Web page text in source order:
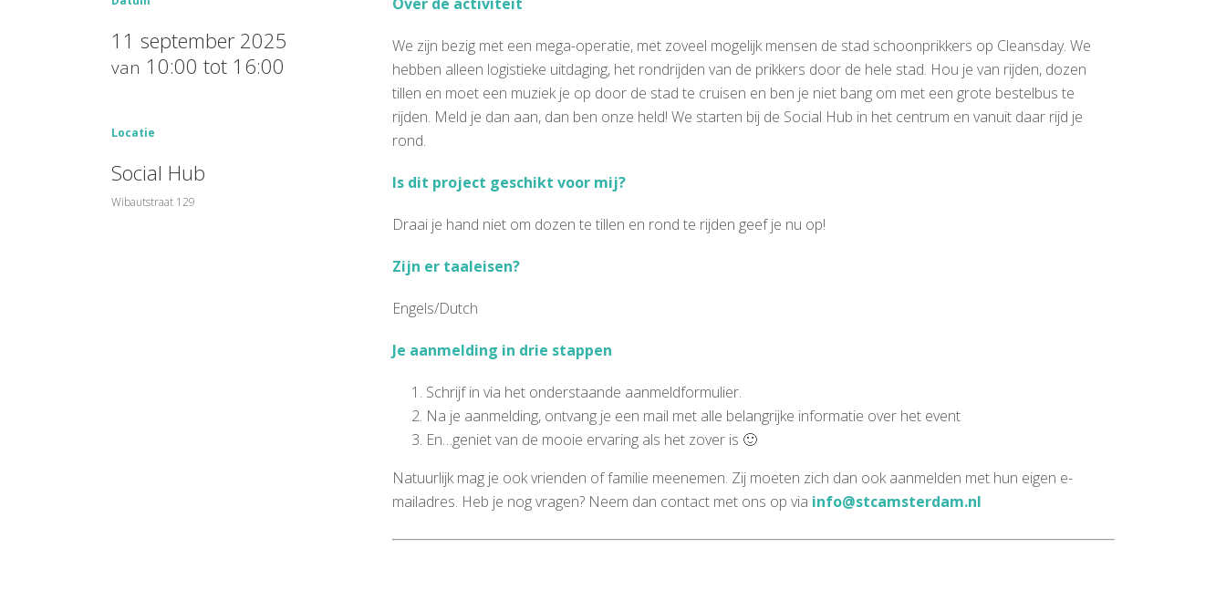
11 september 2025
van 10:00 tot 16:00
Locatie
Social Hub
Wibautstraat 129
We zijn bezig met een mega-operatie, met zoveel mogelijk mensen de stad schoonprikkers op Cleansday. We
hebben alleen logistieke uitdaging, het rondrijden van de prikkers door de hele stad. Hou je van rijden, dozen
tillen en moet een muziek je op door de stad te cruisen en ben je niet bang om met een grote bestelbus te
rijden. Meld je dan aan, dan ben onze held! We starten bij de Social Hub in het centrum en vanuit daar rijd je
rond.
Is dit project geschikt voor mij?
Draai je hand niet om dozen te tillen en rond te rijden geef je nu op!
Zijn er taaleisen?
Engels/Dutch
Je aanmelding in drie stappen
Schrijf in via het onderstaande aanmeldformulier.
Na je aanmelding, ontvang je een mail met alle belangrijke informatie over het event
En…geniet van de mooie ervaring als het zover is 🙂
Natuurlijk mag je ook vrienden of familie meenemen. Zij moeten zich dan ook aanmelden met hun eigen e-
mailadres. Heb je nog vragen? Neem dan contact met ons op via info@stcamsterdam.nl